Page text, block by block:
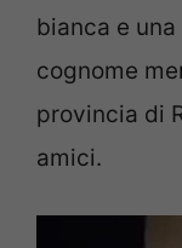
bianca e
cognome
provincia di
amici.